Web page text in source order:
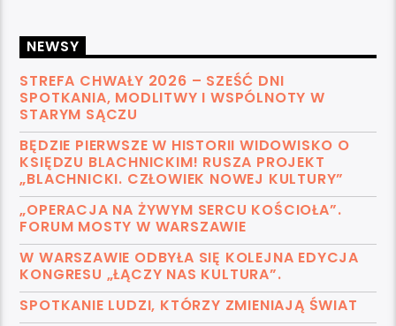
NEWSY
STREFA CHWAŁY 2026 – SZEŚĆ DNI
SPOTKANIA, MODLITWY I WSPÓLNOTY W
STARYM SĄCZU
BĘDZIE PIERWSZE W HISTORII WIDOWISKO O
KSIĘDZU BLACHNICKIM! RUSZA PROJEKT
„BLACHNICKI. CZŁOWIEK NOWEJ KULTURY”
„OPERACJA NA ŻYWYM SERCU KOŚCIOŁA”.
FORUM MOSTY W WARSZAWIE
W WARSZAWIE ODBYŁA SIĘ KOLEJNA EDYCJA
KONGRESU „ŁĄCZY NAS KULTURA”.
SPOTKANIE LUDZI, KTÓRZY ZMIENIAJĄ ŚWIAT